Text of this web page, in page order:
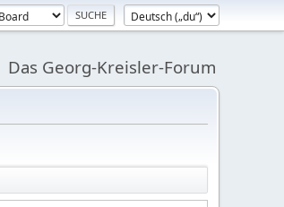
Das Georg-Kreisler-Forum